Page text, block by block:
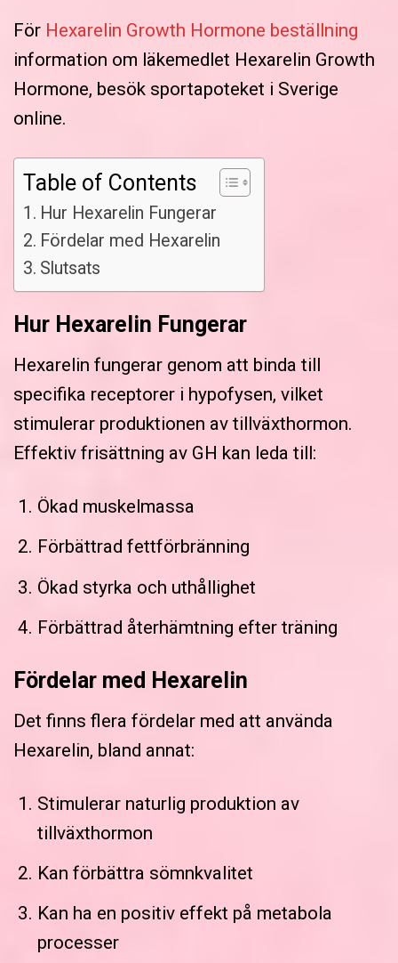
För Hexarelin Growth Hormone beställning
information om läkemedlet Hexarelin Growth
Hormone, besök sportapoteket i Sverige
online.
Table of Contents
Hur Hexarelin Fungerar
Fördelar med Hexarelin
Slutsats
Hur Hexarelin Fungerar
Hexarelin fungerar genom att binda till
specifika receptorer i hypofysen, vilket
stimulerar produktionen av tillväxthormon.
Effektiv frisättning av GH kan leda till:
Ökad muskelmassa
Förbättrad fettförbränning
Ökad styrka och uthållighet
Förbättrad återhämtning efter träning
Fördelar med Hexarelin
Det finns flera fördelar med att använda
Hexarelin, bland annat:
Stimulerar naturlig produktion av
tillväxthormon
Kan förbättra sömnkvalitet
Kan ha en positiv effekt på metabola
processer